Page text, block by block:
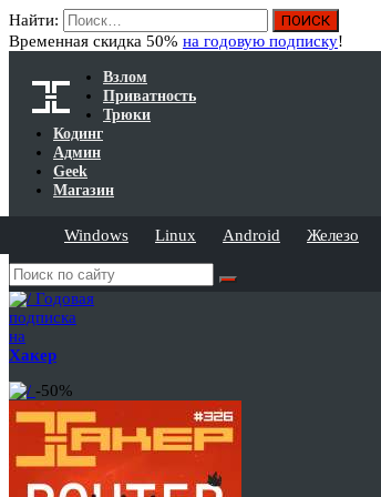
Найти:
Временная скидка 50% на годовую подписку!
Взлом
Приватность
Трюки
Кодинг
Админ
Geek
Магазин
Windows Linux Android Железо
Годовая
подписка
на
Хакер
-50%